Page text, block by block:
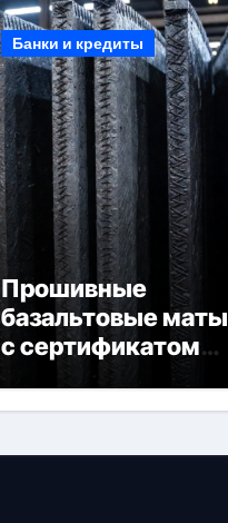
Банки и кредиты
Прошивные
базальтовые маты
с сертификатом
негорючести